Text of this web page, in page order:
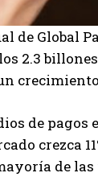
de Global
2.3
un
de pagos
crezca
de